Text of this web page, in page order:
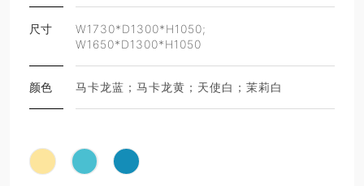
尺寸
W1730*D1300*H1050;
W1650*D1300*H1050
颜色 马卡龙蓝；马卡龙黄；天使白；茉莉白